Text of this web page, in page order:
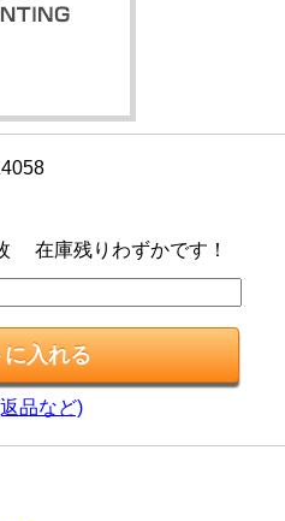
在庫残りわずかです！
品など)